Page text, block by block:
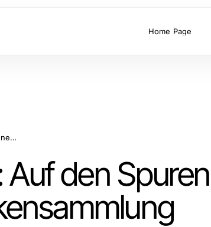
Home Page
Detektei Taunusstein Smaragd: Auf den Spuren der verschwundenen Briefmarkensammlung
den Spuren